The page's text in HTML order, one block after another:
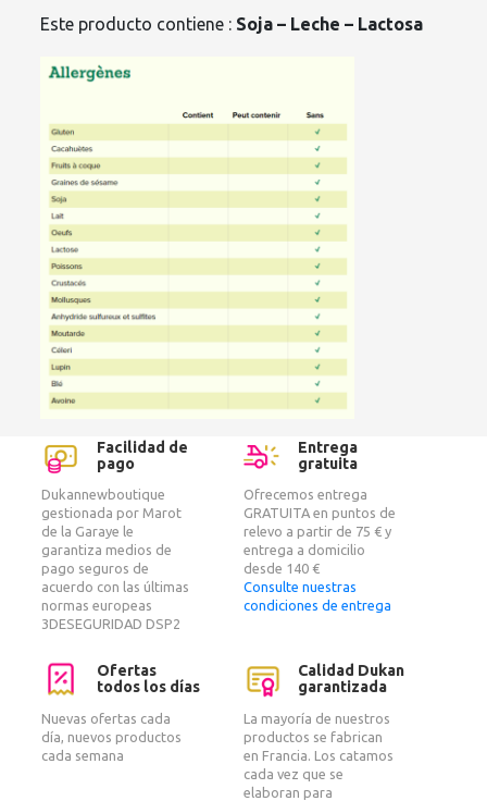
Este producto contiene : Soja – Leche – Lactosa
Facilidad de
pago
Dukannewboutique
gestionada por Marot
de la Garaye le
garantiza medios de
pago seguros de
acuerdo con las últimas
normas europeas
3DESEGURIDAD DSP2
Entrega
gratuita
Ofrecemos entrega
GRATUITA en puntos de
relevo a partir de 75 € y
entrega a domicilio
desde 140 €
Consulte nuestras
condiciones de entrega
Ofertas
todos los días
Nuevas ofertas cada
día, nuevos productos
cada semana
Calidad Dukan
garantizada
La mayoría de nuestros
productos se fabrican
en Francia. Los catamos
cada vez que se
elaboran para